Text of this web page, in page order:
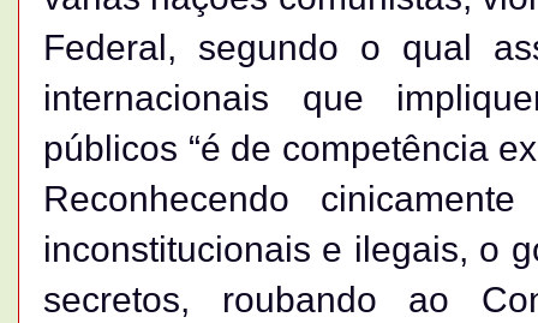
Federal, segundo o qual
internacionais que
públicos “é de competência
Reconhecendo
inconstitucionais e ilegais, o
secretos, roubando ao